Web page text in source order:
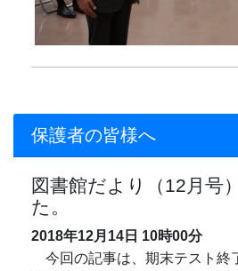
保護者の皆様へ
図書館だより（12月号
た。
2018年12月14日 10時00分
今回の記事は、期末テスト終